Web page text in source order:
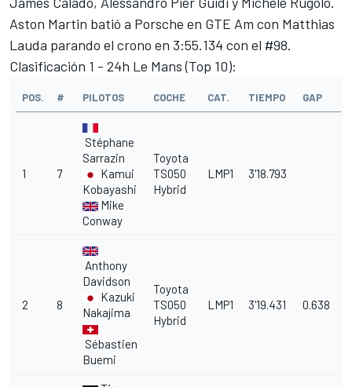
Aston Martin batió a Porsche en GTE Am con Matthias
Lauda parando el crono en 3:55.134 con el #98.
Clasificación 1 - 24h Le Mans (Top 10):
POS. # PILOTOS COCHE CAT. TIEMPO GAP
1 7
Stéphane
Sarrazin
Kamui
Kobayashi
Mike
Conway
Toyota
TS050
Hybrid
LMP1 3'18.793
2 8
Anthony
Davidson
Kazuki
Nakajima
Sébastien
Buemi
Toyota
TS050
Hybrid
LMP1 3'19.431 0.638